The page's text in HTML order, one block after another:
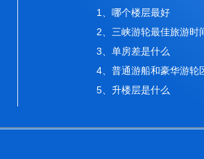
1、哪个楼层最好
2、三峡游轮最佳旅游时
3、单房差是什么
4、普通游船和豪华游轮
5、升楼层是什么